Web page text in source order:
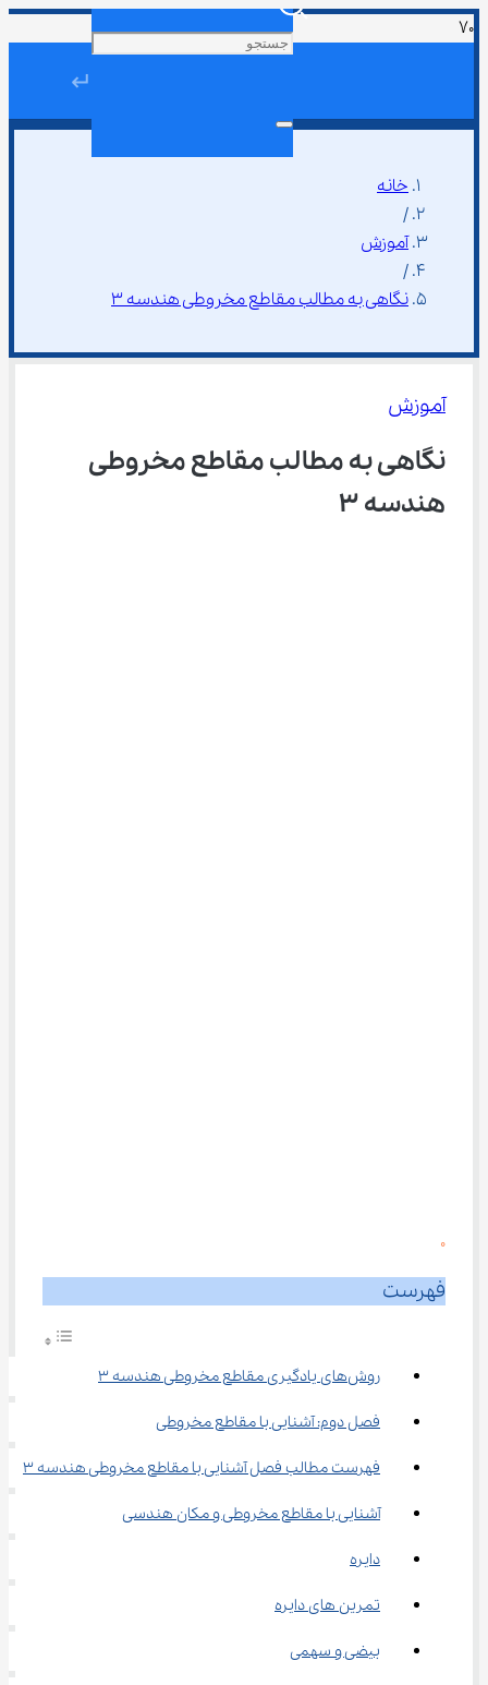
↵
خانه
/
آموزش
/
نگاهی به مطالب مقاطع مخروطی هندسه ۳
آموزش
نگاهی به مطالب مقاطع مخروطی
هندسه ۳
0
فهرست
روش‌های یادگیری مقاطع مخروطی هندسه ۳
فصل دوم: آشنایی با مقاطع مخروطی
فهرست مطالب فصل آشنایی با مقاطع مخروطی هندسه ۳
آشنایی با مقاطع مخروطی و مکان هندسی
دایره
تمرین های دایره
بیضی و سهمی